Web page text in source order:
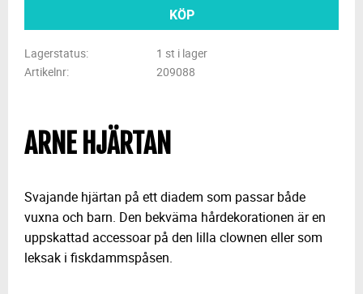
KÖP
Lagerstatus
1 st i lager
Artikelnr
209088
ARNE HJÄRTAN
Svajande hjärtan på ett diadem som passar både
vuxna och barn. Den bekväma hårdekorationen är en
uppskattad accessoar på den lilla clownen eller som
leksak i fiskdammspåsen.